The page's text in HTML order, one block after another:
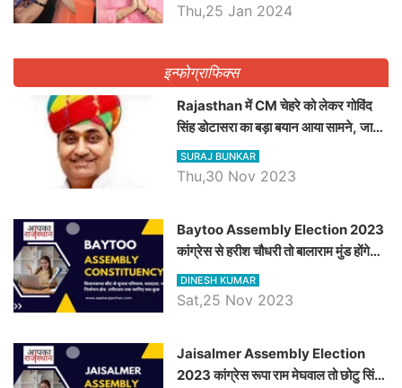
Thu,25 Jan 2024
इन्फोग्राफिक्स
Rajasthan में CM चेहरे को लेकर गोविंद
सिंह डोटासरा का बड़ा बयान आया सामने, जानें
विचार
SURAJ BUNKAR
Thu,30 Nov 2023
Baytoo Assembly Election 2023
कांग्रेस से हरीश चौधरी तो बालाराम मुंड होंगे
भाजपा उम्मीदवार, जानिये बायतू विधानसभा
सीट के ताजा समीकरण
DINESH KUMAR
Sat,25 Nov 2023
​​​​​​​Jaisalmer Assembly Election
2023 कांग्रेस रूपा राम मेघवाल तो छोटु सिंह